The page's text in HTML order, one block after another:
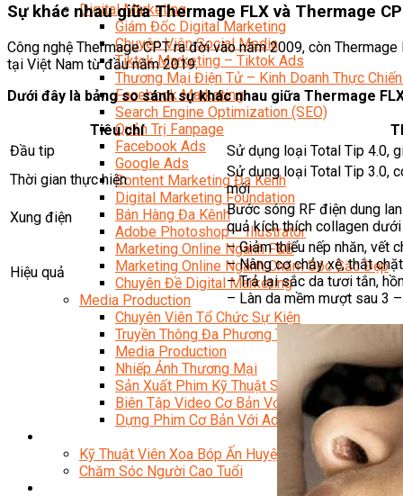
Digital Marketing
Giám Đốc Digital Marketing
Chuyên Viên Social Media
Tiktok Marketing – Tiktok Ads
Thương Mại Điện Tử – Kinh Doanh Thực
Facebook Marketing
Search Engine Optimization (SEO)
Quản Trị Fanpage
Facebook Ads
Google Ads
Content Marketing Đa Kênh
Digital Marketing Foundation
Bán Hàng Đa Kênh
Adobe Photoshop – Illustrator
Marketing Online Ngành F&B
Marketing Online Ngành Chăm Sóc Sắc Đẹp
Chuyên Đề Digital Marketing
Media Production
Chuyên Viên Tổ Chức Sự Kiện
Truyền Thông Đa Phương Tiện
Media Production
Nhiếp Ảnh Thương Mại
Sản Xuất Phim Kỹ Thuật Số
Biên Tập Video Cơ Bản Với Capcut
Dựng Phim Cơ Bản Với Adobe Premiere Pro
Kỹ Thuật Viên Xoa Bóp Ấn Huyệt Trị Liệu
Chăm Sóc Người Cao Tuổi
Sự khác nhau giữa Thermage FLX và Thermage
Công nghệ Thermage CPT ra đời vào năm 2009, còn
tại Việt Nam từ đầu năm 2019.
Dưới đây là bảng so sánh sự khác nhau giữa Thermage
Tiêu chí
Đầu tip
Sử dụng loại Total Tip 4.0,
Thời gian thực hiện
Sử dụng loại Total Tip 3.0,
mới
Xung điện
Bước sóng RF điện dung
quả kích thích collagen
Hiệu quả
– Giảm thiểu nếp nhăn, vết
– Nâng cơ chảy xệ, thắt
– Trả lại sắc da tươi tắn,
– Làn da mềm mượt sau 3